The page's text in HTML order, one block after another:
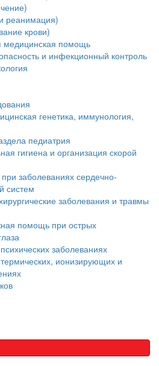
реанимация)
крови)
медицинская помощь
и инфекционный контроль
генетика, иммунология,
педиатрия
гигиена и организация скорой
заболеваниях сердечно-
систем
заболевания и травмы
помощь при острых
заболеваниях
ионизирующих и